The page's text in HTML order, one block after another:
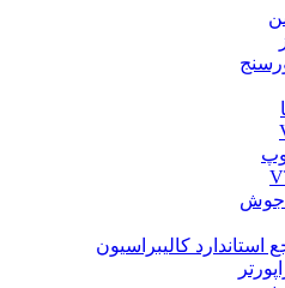
جوش
استاندارد کالیبراسیون